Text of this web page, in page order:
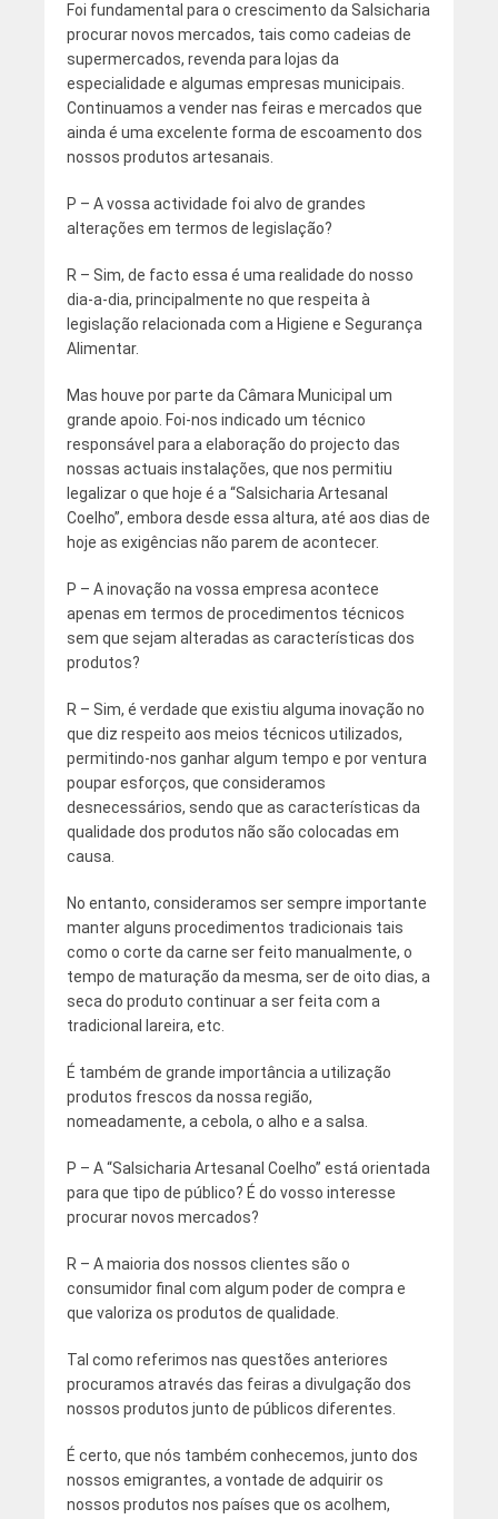
Foi fundamental para o crescimento da Salsicharia
procurar novos mercados, tais como cadeias de
supermercados, revenda para lojas da
especialidade e algumas empresas municipais.
Continuamos a vender nas feiras e mercados que
ainda é uma excelente forma de escoamento dos
nossos produtos artesanais.
P – A vossa actividade foi alvo de grandes
alterações em termos de legislação?
R – Sim, de facto essa é uma realidade do nosso
dia-a-dia, principalmente no que respeita à
legislação relacionada com a Higiene e Segurança
Alimentar.
Mas houve por parte da Câmara Municipal um
grande apoio. Foi-nos indicado um técnico
responsável para a elaboração do projecto das
nossas actuais instalações, que nos permitiu
legalizar o que hoje é a “Salsicharia Artesanal
Coelho”, embora desde essa altura, até aos dias de
hoje as exigências não parem de acontecer.
P – A inovação na vossa empresa acontece
apenas em termos de procedimentos técnicos
sem que sejam alteradas as características dos
produtos?
R – Sim, é verdade que existiu alguma inovação no
que diz respeito aos meios técnicos utilizados,
permitindo-nos ganhar algum tempo e por ventura
poupar esforços, que consideramos
desnecessários, sendo que as características da
qualidade dos produtos não são colocadas em
causa.
No entanto, consideramos ser sempre importante
manter alguns procedimentos tradicionais tais
como o corte da carne ser feito manualmente, o
tempo de maturação da mesma, ser de oito dias, a
seca do produto continuar a ser feita com a
tradicional lareira, etc.
É também de grande importância a utilização
produtos frescos da nossa região,
nomeadamente, a cebola, o alho e a salsa.
P – A “Salsicharia Artesanal Coelho” está orientada
para que tipo de público? É do vosso interesse
procurar novos mercados?
R – A maioria dos nossos clientes são o
consumidor final com algum poder de compra e
que valoriza os produtos de qualidade.
Tal como referimos nas questões anteriores
procuramos através das feiras a divulgação dos
nossos produtos junto de públicos diferentes.
É certo, que nós também conhecemos, junto dos
nossos emigrantes, a vontade de adquirir os
nossos produtos nos países que os acolhem,